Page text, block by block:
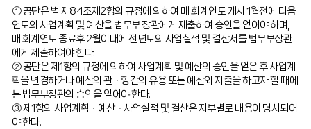
① 공단은 법 제84조제2항의 규정에 의하여 매 회계연도 개시 1월전에 다음
연도의 사업계획 및 예산을 법무부 장관에게 제출하여 승인을 얻어야 하며,
매 회계연도 종료후 2월이내에 전년도의 사업실적 및 결산서를 법무부장관
에게 제출하여야 한다.
② 공단은 제1항의 규정에 의하여 사업계획 및 예산의 승인을 얻은 후 사업계
획을 변경하거나 예산의 관ㆍ항간의 유용 또는 예산외 지출을 하고자 할 때에
는 법무부장관의 승인을 얻어야 한다.
③ 제1항의 사업계획ㆍ예산ㆍ사업실적 및 결산은 지부별로 내용이 명시되어
야 한다.